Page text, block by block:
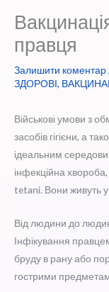
правця
Залишити коментар
ЗДОРОВІ,
Військові умови з
засобів гігієни, а
ідеальним
інфекційна
tetani. Вони живуть у
Від людини до
Інфікування
бруду в рану або
гострими